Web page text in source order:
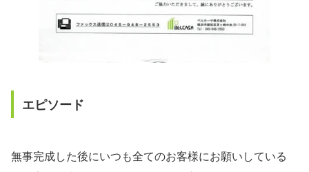
エピソード
無事完成した後にいつも全てのお客様にお願いしている